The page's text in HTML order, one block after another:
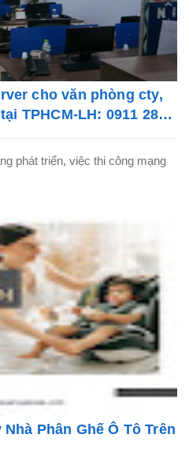
cho văn phòng cty,
TPHCM-LH: 0911 28
phát triển, việc thi công mạng
Phân Ghế Ô Tô Trên